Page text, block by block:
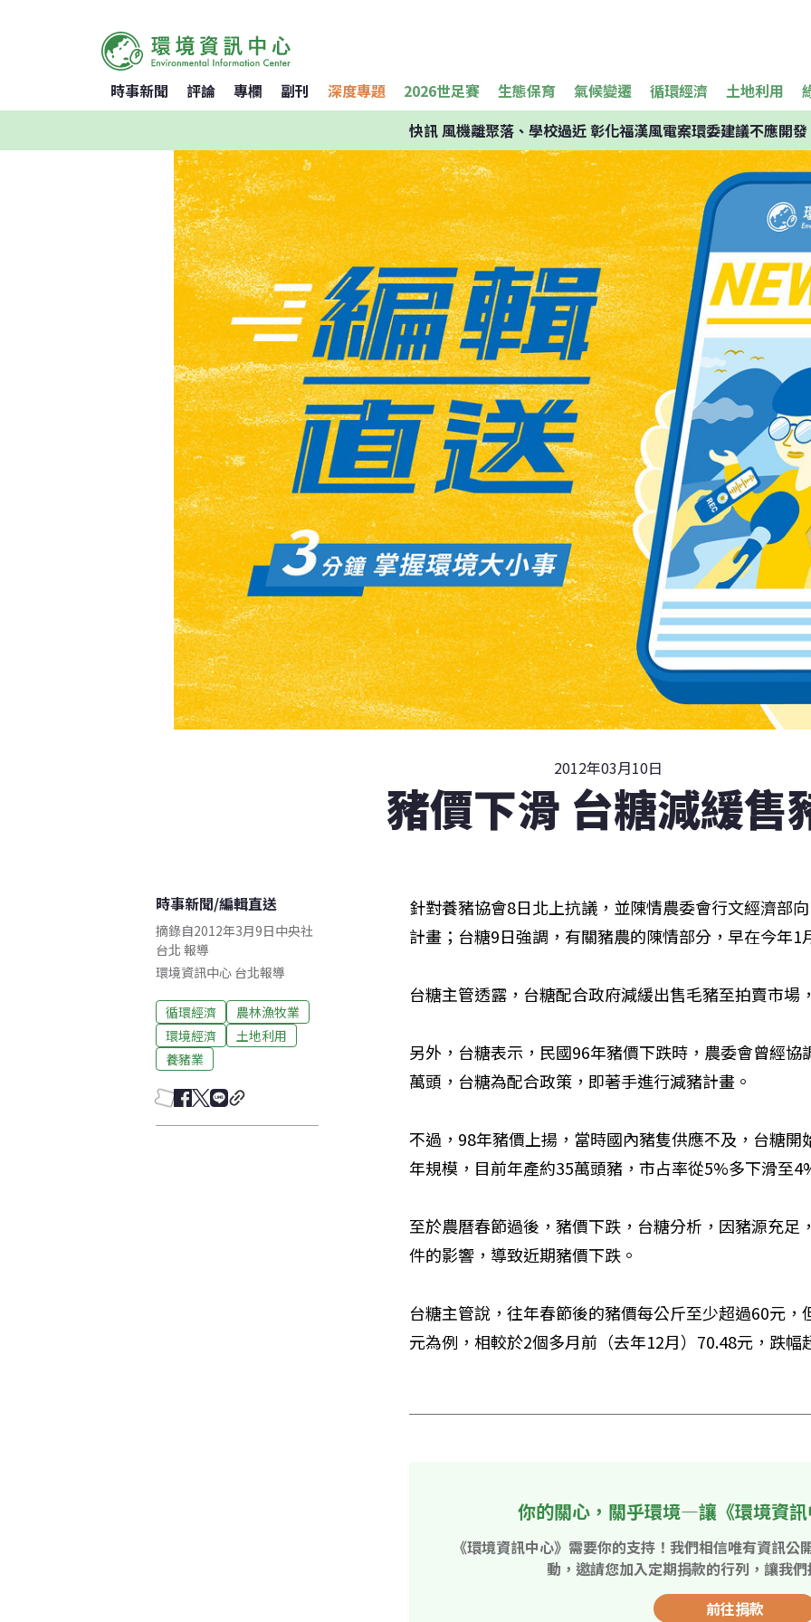
時事新聞 評論 專欄 副刊 深度專題 2026世足賽 生態保育 氣候變遷 循環經濟 土地利用
快訊風機離聚落、學校過近 彰化福漢風電案環委建議不應開發
2012年03月10日
豬價下滑 台糖減緩售
時事新聞/編輯直送
摘錄自2012年3月9日中央社
台北 報導
環境資訊中心 台北報導
循環經濟
農林漁牧業
環境經濟
土地利用
養豬業
針對養豬協會8日北上抗議，並陳情農委會行文經濟部
計畫；台糖9日強調，有關豬農的陳情部分，早在今年1
台糖主管透露，台糖配合政府減緩出售毛豬至拍賣市場
另外，台糖表示，民國96年豬價下跌時，農委會曾經
萬頭，台糖為配合政策，即著手進行減豬計畫。
不過，98年豬價上揚，當時國內豬隻供應不及，台糖
年規模，目前年產約35萬頭豬，市占率從5%多下滑至
至於農曆春節過後，豬價下跌，台糖分析，因豬源充足
件的影響，導致近期豬價下跌。
台糖主管說，往年春節後的豬價每公斤至少超過60元
元為例，相較於2個多月前（去年12月）70.48元，跌幅
你的關心，關乎環境—讓《環境資
《環境資訊中心》需要你的支持！我們相信唯有資訊
動，邀請您加入定期捐款的行列，讓我
前往捐款